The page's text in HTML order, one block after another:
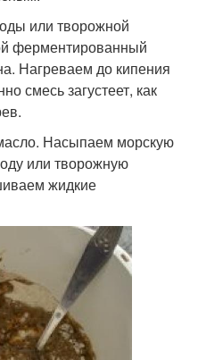
или творожной
ферментированный
Нагреваем до кипения
смесь загустеет, как
Насыпаем морскую
или творожную
жидкие